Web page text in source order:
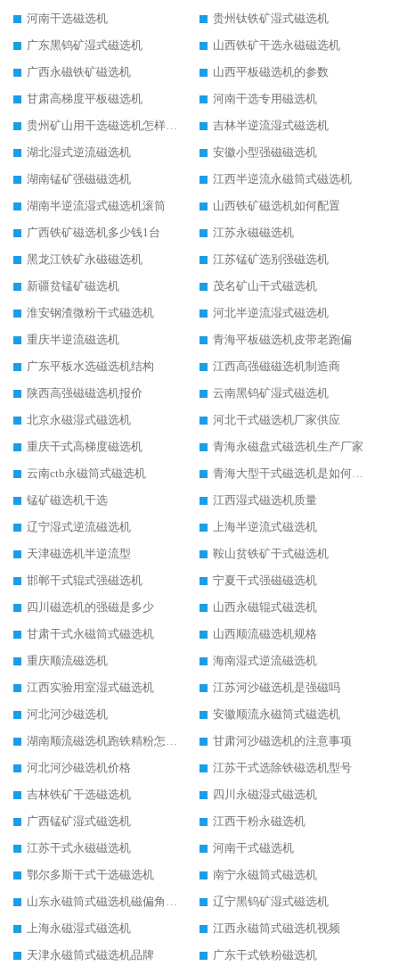
河南干选磁选机
贵州钛铁矿湿式磁选机
广东黑钨矿湿式磁选机
山西铁矿干选永磁磁选机
广西永磁铁矿磁选机
山西平板磁选机的参数
甘肃高梯度平板磁选机
河南干选专用磁选机
贵州矿山用干选磁选机怎样调磁
吉林半逆流湿式磁选机
湖北湿式逆流磁选机
安徽小型强磁磁选机
湖南锰矿强磁磁选机
江西半逆流永磁筒式磁选机
湖南半逆流湿式磁选机滚筒
山西铁矿磁选机如何配置
广西铁矿磁选机多少钱1台
江苏永磁磁选机
黑龙江铁矿永磁磁选机
江苏锰矿选别强磁选机
新疆贫锰矿磁选机
茂名矿山干式磁选机
淮安钢渣微粉干式磁选机
河北半逆流湿式磁选机
重庆半逆流磁选机
青海平板磁选机皮带老跑偏
广东平板水选磁选机结构
江西高强磁磁选机制造商
陕西高强磁磁选机报价
云南黑钨矿湿式磁选机
北京永磁湿式磁选机
河北干式磁选机厂家供应
重庆干式高梯度磁选机
青海永磁盘式磁选机生产厂家
云南ctb永磁筒式磁选机
青海大型干式磁选机是如何选矿的
锰矿磁选机干选
江西湿式磁选机质量
辽宁湿式逆流磁选机
上海半逆流式磁选机
天津磁选机半逆流型
鞍山贫铁矿干式磁选机
邯郸干式辊式强磁选机
宁夏干式强磁磁选机
四川磁选机的强磁是多少
山西永磁辊式磁选机
甘肃干式永磁筒式磁选机
山西顺流磁选机规格
重庆顺流磁选机
海南湿式逆流磁选机
江西实验用室湿式磁选机
江苏河沙磁选机是强磁吗
河北河沙磁选机
安徽顺流永磁筒式磁选机
湖南顺流磁选机跑铁精粉怎么处理
甘肃河沙磁选机的注意事项
河北河沙磁选机价格
江苏干式选除铁磁选机型号
吉林铁矿干选磁选机
四川永磁湿式磁选机
广西锰矿湿式磁选机
江西干粉永磁选机
江苏干式永磁磁选机
河南干式磁选机
鄂尔多斯干式干选磁选机
南宁永磁筒式磁选机
山东永磁筒式磁选机磁偏角怎么调整
辽宁黑钨矿湿式磁选机
上海永磁湿式磁选机
江西永磁筒式磁选机视频
天津永磁筒式磁选机品牌
广东干式铁粉磁选机